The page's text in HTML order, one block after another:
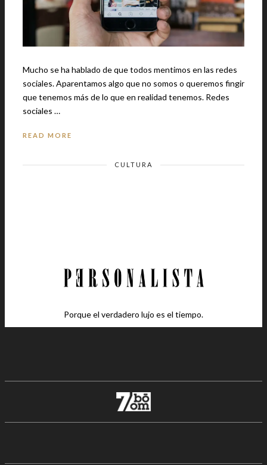
Mucho se ha hablado de que todos mentimos en las redes
sociales. Aparentamos algo que no somos o queremos fingir
que tenemos más de lo que en realidad tenemos. Redes
sociales …
READ MORE
CULTURA
Porque el verdadero lujo es el tiempo.